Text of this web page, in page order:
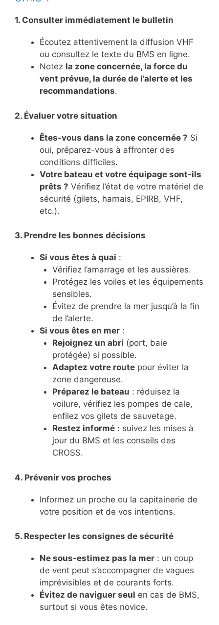
1. Consulter immédiatement le bulletin
Écoutez attentivement la diffusion VHF
ou consultez le texte du BMS en ligne.
Notez la zone concernée, la force du
vent prévue, la durée de l’alerte et les
recommandations.
2. Évaluer votre situation
Êtes-vous dans la zone concernée ? Si
oui, préparez-vous à affronter des
conditions difficiles.
Votre bateau et votre équipage sont-ils
prêts ? Vérifiez l’état de votre matériel de
sécurité (gilets, harnais, EPIRB, VHF,
etc.).
3. Prendre les bonnes décisions
Si vous êtes à quai :
Vérifiez l’amarrage et les aussières.
Protégez les voiles et les équipements
sensibles.
Évitez de prendre la mer jusqu’à la fin
de l’alerte.
Si vous êtes en mer :
Rejoignez un abri (port, baie
protégée) si possible.
Adaptez votre routepour éviter la
zone dangereuse.
Préparez le bateau : réduisez la
voilure, vérifiez les pompes de cale,
enfilez vos gilets de sauvetage.
Restez informé: suivez les mises à
jour du BMS et les conseils des
CROSS.
4. Prévenir vos proches
Informez un proche ou la capitainerie de
votre position et de vos intentions.
5. Respecter les consignes de sécurité
Ne sous-estimez pas la mer : un coup
de vent peut s’accompagner de vagues
imprévisibles et de courants forts.
Évitez de naviguer seul en cas de BMS,
surtout si vous êtes novice.